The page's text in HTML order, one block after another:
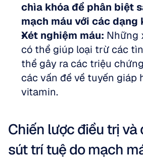
chìa khóa để phân biệt
mạch máu với các dạng
Xét nghiệm máu: Những
có thể giúp loại trừ các
thể gây ra các triệu
các vấn đề về tuyến giáp
vitamin.
Chiến lược điều trị và
sút trí tuệ do mạch